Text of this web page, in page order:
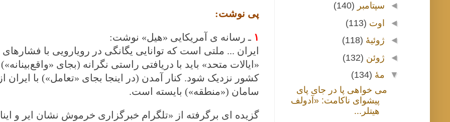
پی نوشت:
۱ ـ رسانه ی آمریکایی «هیل» نوشت:
ایران ... ملتی است که توانایی یگانگی در رویارویی با
«ایالات متحد» باید با دریافتی راستی نگرانه (بجای
کشور نزدیک شود. کنار آمدن (در اینجا بجای «تعامل») با ایران
سامان («منطقه») بایسته است.
گزیده ای برگرفته از «تلگرام خبرگزاری خرموش نشان ایر و
◄ سپتامبر (140)
◄ اوت (113)
◄ ژوئیهٔ (118)
◄ ژوئن (132)
▼ مهٔ (134)
می خواهی پا در جای پای
پیشوای ناکامت: «آدولف
هیتلر...